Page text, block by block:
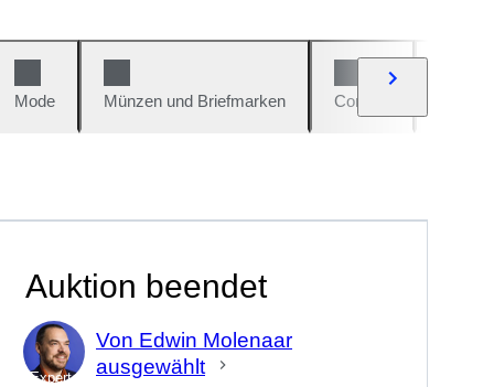
Mode Münzen und Briefmarken Comics
Auktion beendet
Experte
Von Edwin Molenaar
ausgewählt